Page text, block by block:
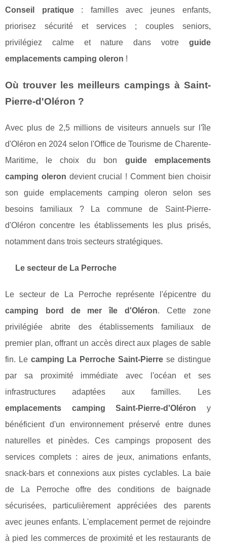
Conseil pratique: familles avec jeunes enfants,
priorisez sécurité et services ; couples seniors,
privilégiez calme et nature dans votre guide
emplacements camping oleron !
Où trouver les meilleurs campings à Saint-
Pierre-d'Oléron ?
Avec plus de 2,5 millions de visiteurs annuels sur l'île
d'Oléron en 2024 selon l'Office de Tourisme de Charente-
Maritime, le choix du bon guide emplacements
camping oleron devient crucial ! Comment bien choisir
son guide emplacements camping oleron selon ses
besoins familiaux ? La commune de Saint-Pierre-
d'Oléron concentre les établissements les plus prisés,
notamment dans trois secteurs stratégiques.
Le secteur de La Perroche
Le secteur de La Perroche représente l'épicentre du
camping bord de mer île d'Oléron. Cette zone
privilégiée abrite des établissements familiaux de
premier plan, offrant un accès direct aux plages de sable
fin. Le camping La Perroche Saint-Pierre se distingue
par sa proximité immédiate avec l'océan et ses
infrastructures adaptées aux familles. Les
emplacements camping Saint-Pierre-d'Oléron y
bénéficient d'un environnement préservé entre dunes
naturelles et pinèdes. Ces campings proposent des
services complets : aires de jeux, animations enfants,
snack-bars et connexions aux pistes cyclables. La baie
de La Perroche offre des conditions de baignade
sécurisées, particulièrement appréciées des parents
avec jeunes enfants. L'emplacement permet de rejoindre
à pied les commerces de proximité et les restaurants de